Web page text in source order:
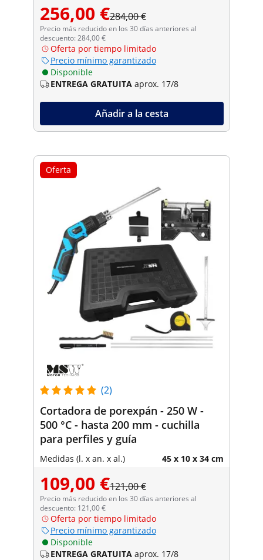
256,00 €284,00 €
Precio más reducido en los 30 días anteriores al
descuento: 284,00 €
Oferta por tiempo limitado
Precio mínimo garantizado
Disponible
ENTREGA GRATUITA aprox. 17/8
Añadir a la cesta
Oferta
(2)
Cortadora de porexpán - 250 W -
500 °C - hasta 200 mm - cuchilla
para perfiles y guía
Medidas (l. x an. x al.) 45 x 10 x 34 cm
109,00 €121,00 €
Precio más reducido en los 30 días anteriores al
descuento: 121,00 €
Oferta por tiempo limitado
Precio mínimo garantizado
Disponible
ENTREGA GRATUITA aprox. 17/8